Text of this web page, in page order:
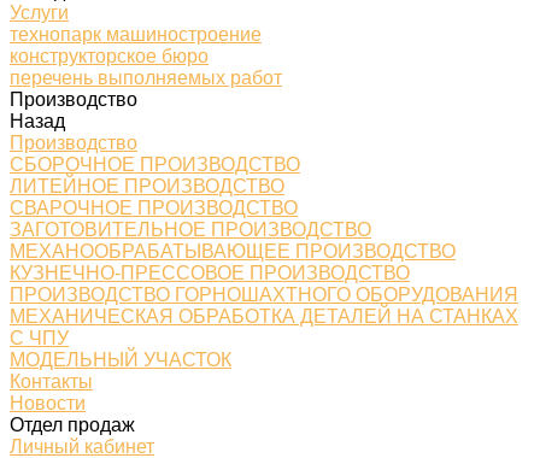
Услуги
технопарк машиностроение
конструкторское бюро
перечень выполняемых работ
Производство
Назад
Производство
СБОРОЧНОЕ ПРОИЗВОДСТВО
ЛИТЕЙНОЕ ПРОИЗВОДСТВО
СВАРОЧНОЕ ПРОИЗВОДСТВО
ЗАГОТОВИТЕЛЬНОЕ ПРОИЗВОДСТВО
МЕХАНООБРАБАТЫВАЮЩЕЕ ПРОИЗВОДСТВО
КУЗНЕЧНО-ПРЕССОВОЕ ПРОИЗВОДСТВО
ПРОИЗВОДСТВО ГОРНОШАХТНОГО ОБОРУДОВАНИЯ
МЕХАНИЧЕСКАЯ ОБРАБОТКА ДЕТАЛЕЙ НА СТАНКАХ
С ЧПУ
МОДЕЛЬНЫЙ УЧАСТОК
Контакты
Новости
Отдел продаж
Личный кабинет